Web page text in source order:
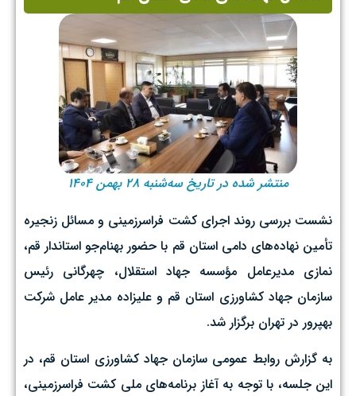
منتشر شده در تاریخ سه‌شنبه ۲۸ بهمن ۱۴۰۴
نشست بررسی روند اجرای کشت فراسرزمینی و مسائل زنجیره
تأمین نهاده‌های دامی استان قم با حضور بهنام‌جو استاندار قم،
نمازی مدیرعامل مؤسسه جهاد استقلال، چهرگانی رئیس
سازمان جهاد کشاورزی استان قم و علیزاده مدیر عامل شرکت
بهپرور در تهران برگزار شد.
به گزارش روابط عمومی سازمان جهاد کشاورزی استان قم، در
این جلسه، با توجه به آغاز برنامه‌های ملی کشت فراسرزمینی،